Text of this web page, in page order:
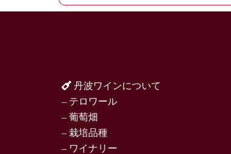
丹波ワインについて
– テロワール
– 葡萄畑
– 栽培品種
– ワイナリー